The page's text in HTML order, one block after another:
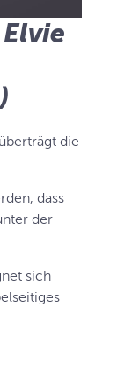
die
dass
der
sich